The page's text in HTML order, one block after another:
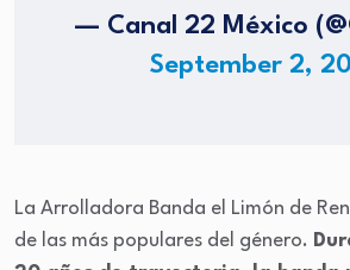
— Canal 22 México
September 2,
La Arrolladora Banda el Limón de
de las más populares del género.